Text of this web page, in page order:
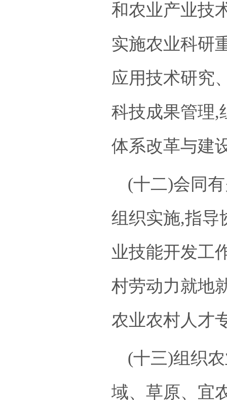
和农业产业技
实施农业科研
应用技术研究
科技成果管理,
体系改革与建
(十二)会同
组织实施,指导
业技能开发工
村劳动力就地
农业农村人才
(十三)组织
域、草原、宜